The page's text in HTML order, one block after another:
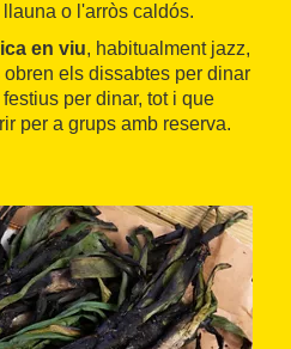
o l'arròs caldós.
en viu, habitualment jazz,
els dissabtes per dinar
per dinar, tot i que
per a grups amb reserva.